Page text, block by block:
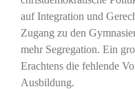
auf Integration und
Zugang zu den
mehr Segregation. Ein
Erachtens die fehlende
Ausbildung.